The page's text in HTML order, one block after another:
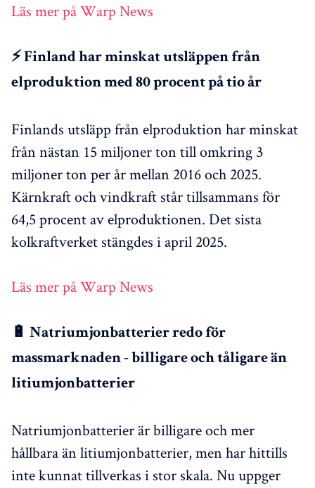
Läs mer på Warp News
⚡ Finland har minskat utsläppen från
elproduktion med 80 procent på tio år
Finlands utsläpp från elproduktion har minskat
från nästan 15 miljoner ton till omkring 3
miljoner ton per år mellan 2016 och 2025.
Kärnkraft och vindkraft står tillsammans för
64,5 procent av elproduktionen. Det sista
kolkraftverket stängdes i april 2025.
Läs mer på Warp News
🔋 Natriumjonbatterier redo för
massmarknaden - billigare och tåligare än
litiumjonbatterier
Natriumjonbatterier är billigare och mer
hållbara än litiumjonbatterier, men har hittills
inte kunnat tillverkas i stor skala. Nu uppger